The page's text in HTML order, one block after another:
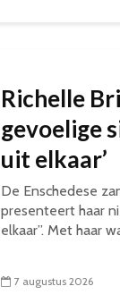
Richelle
gevoelige
uit elkaar’
De Enschedese
presenteert haar
elkaar”. Met haar
7 augustus 2026